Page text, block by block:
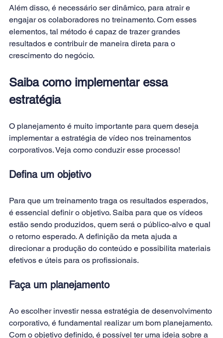
Além disso, é necessário ser dinâmico, para atrair e
engajar os colaboradores no treinamento. Com esses
elementos, tal método é capaz de trazer grandes
resultados e contribuir de maneira direta para o
crescimento do negócio.
Saiba como implementar essa
estratégia
O planejamento é muito importante para quem deseja
implementar a estratégia de vídeo nos treinamentos
corporativos. Veja como conduzir esse processo!
Defina um objetivo
Para que um treinamento traga os resultados esperados,
é essencial definir o objetivo. Saiba para que os vídeos
estão sendo produzidos, quem será o público-alvo e qual
o retorno esperado. A definição da meta ajuda a
direcionar a produção do conteúdo e possibilita materiais
efetivos e úteis para os profissionais.
Faça um planejamento
Ao escolher investir nessa estratégia de desenvolvimento
corporativo, é fundamental realizar um bom planejamento.
Com o objetivo definido, é possível ter uma ideia sobre a